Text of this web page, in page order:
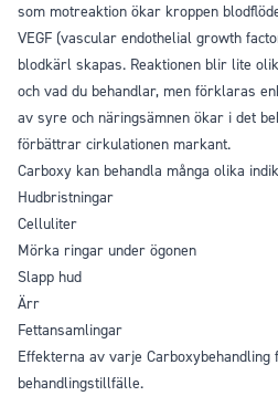
som motreaktion ökar kroppen
VEGF (vascular endothelial growth
blodkärl skapas. Reaktionen blir lite
och vad du behandlar, men förklaras
av syre och näringsämnen ökar i det
förbättrar cirkulationen markant.
Carboxy kan behandla många olika
Hudbristningar
Celluliter
Mörka ringar under ögonen
Slapp hud
Ärr
Fettansamlingar
Effekterna av varje
behandlingstillfälle.